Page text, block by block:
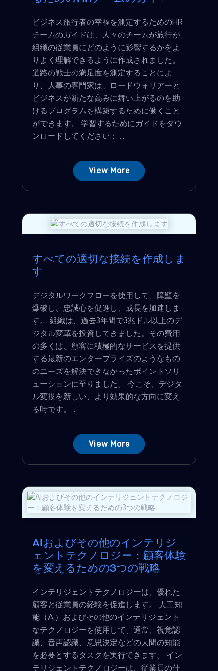
ビジネス旅行者の幸福を測定するためのHR
チームのガイドは、人々のチームが旅行が
組織の従業員にどのように影響するかをよ
りよく理解できるように作成されました。
道路の戦士の満足度を測定することによ
り、人事の専門家は、ロードウォリアーと
ビジネスが新たな高みに舞い上がるのを助
けるプログラムを構築するために働くこと
ができます。 学習するためにガイドをダウ
ンロードしてください： ...
View More
すべての適切な接続を作成しま
す
デジタルワークフローを使用して、障壁を
爆破し、忠誠心を促進し、成長を加速しま
す。 組織は、過去3年間で3兆ドル以上のデ
ジタル変革を投資してきました。その費用
の多くは、顧客に積極的なサービスを提供
する最新のエンタープライズのようなもの
のニーズを解決できなかったポイントソリ
ューションに至りました。 今こそ、デジタ
ル変換を新しい、より効果的な方向に変え
る時です。...
View More
AIおよびその他のインテリジ
ェントテクノロジー：顧客体験
を変えるための3つの戦略
インテリジェントテクノロジーは、優れた
顧客と従業員の経験を促進します。 人工知
能（AI）およびその他のインテリジェント
なテクノロジーを使用して、通常、視覚認
識、音声認識、意思決定などの人間の知能
を必要とするタスクを実行できます。 イン
テリジェントテクノロジーは、従業員の仕